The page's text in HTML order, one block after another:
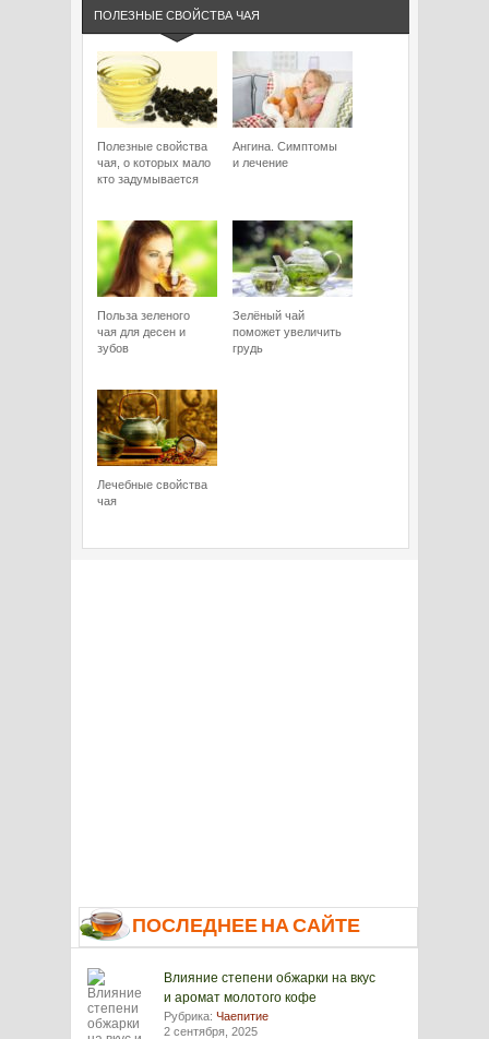
ПОЛЕЗНЫЕ СВОЙСТВА ЧАЯ
Полезные свойства
чая, о которых мало
кто задумывается
Ангина. Симптомы
и лечение
Польза зеленого
чая для десен и
зубов
Зелёный чай
поможет увеличить
грудь
Лечебные свойства
чая
ПОСЛЕДНЕЕ НА САЙТЕ
Влияние степени обжарки на вкус
и аромат молотого кофе
Рубрика: Чаепитие
2 сентября, 2025